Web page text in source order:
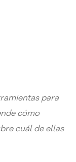
para
cómo
cuál de ellas